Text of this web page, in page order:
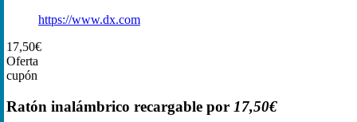
https://www.dx.com
17,50€
Oferta
cupón
Ratón inalámbrico recargable por 17,50€